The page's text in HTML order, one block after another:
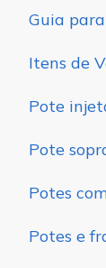
Guia
Itens de
Pote
Pote
Potes
Potes e